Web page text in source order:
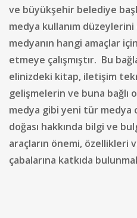
ve büyükşehir belediye
medya kullanım
medyanın hangi amaçlar
etmeye çalışmıştır. Bu
elinizdeki kitap, iletişim
gelişmelerin ve buna bağlı
medya gibi yeni tür medya
doğası hakkında bilgi ve
araçların önemi, özellikleri
çabalarına katkıda